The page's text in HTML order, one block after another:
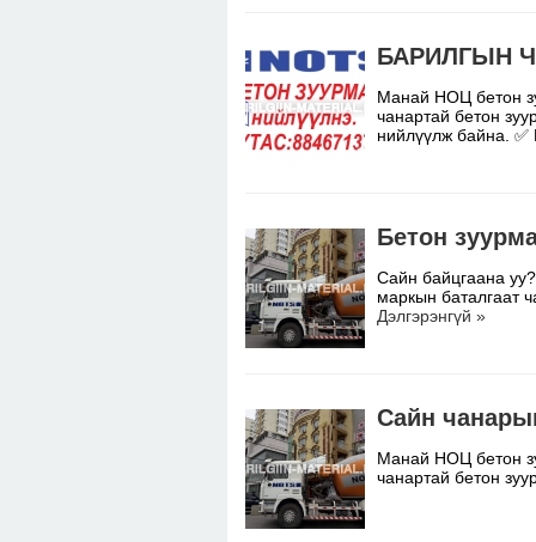
БАРИЛГЫН
Манай НОЦ бетон
чанартай бетон
нийлүүлж байна.
Бетон
Сайн байцгаана
маркын баталгаат
Дэлгэрэнгүй »
Сайн
Манай НОЦ бетон
чанартай бетон